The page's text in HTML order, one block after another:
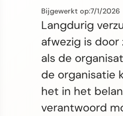
Bijgewerkt op:7/1/2026
Langdurig
afwezig is
als de
de organisatie
het in het
verantwoord